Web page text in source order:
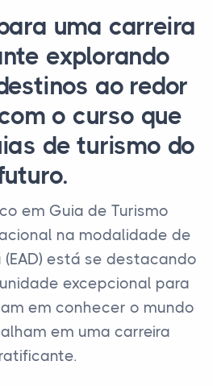
uma carreira
explorando
ao redor
o curso que
de turismo do
em Guia de Turismo
na modalidade de
(EAD) está se destacando
excepcional para
em conhecer o mundo
em uma carreira